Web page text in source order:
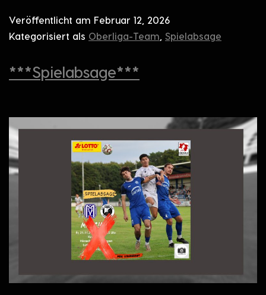
Veröffentlicht am Februar 12, 2026
Kategorisiert als Oberliga-Team Spielabsage
***Spielabsage***